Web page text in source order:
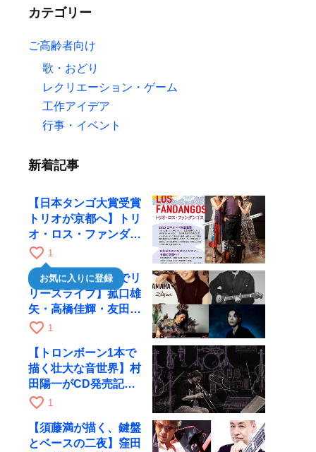
カテゴリー
ご高齢者向け
歌・おどり
レクリエーション・ゲーム
工作アイデア
行事・イベント
新着記事
【日本タンゴ大賞受賞
トリオが京都へ】トリ
オ・ロス・ファンダン
ゴスが10月9日にRAG
で公演
favorite_border 1
お気に入りに登録
【川口千里、京都でリ
リースライブ】菰口雄
矢・高橋佳輝・友田ジ
ュンと9月28日にRAG
favorite_border 1
【トロンボーン1本で
描く壮大な音世界】村
田陽一がCD発売記念
ツアーで9月4日に京
favorite_border 1
【須藤満が描く、鍵盤
とベースの二夜】窪田